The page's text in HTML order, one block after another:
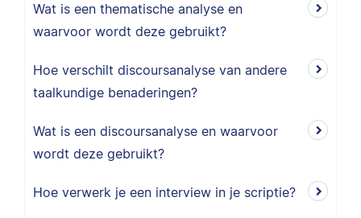
Wat is een thematische analyse en
waarvoor wordt deze gebruikt?
Hoe verschilt discoursanalyse van andere
taalkundige benaderingen?
Wat is een discoursanalyse en waarvoor
wordt deze gebruikt?
Hoe verwerk je een interview in je scriptie?